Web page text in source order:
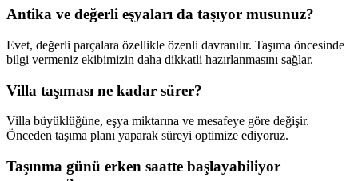
Antika ve değerli eşyaları da taşıyor musunuz?
Evet, değerli parçalara özellikle özenli davranılır. Taşıma öncesinde
bilgi vermeniz ekibimizin daha dikkatli hazırlanmasını sağlar.
Villa taşıması ne kadar sürer?
Villa büyüklüğüne, eşya miktarına ve mesafeye göre değişir.
Önceden taşıma planı yaparak süreyi optimize ediyoruz.
Taşınma günü erken saatte başlayabiliyor